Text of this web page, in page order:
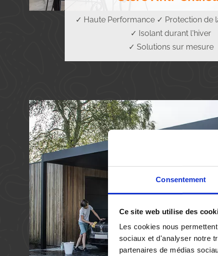
Consentement
Ce site web utilise des
Les cookies nous
sociaux et d'analyser notre
partenaires de médias
✓ Haute Performance ✓ Protection de
✓ Isolant durant l'hiver
✓ Solutions sur mesure